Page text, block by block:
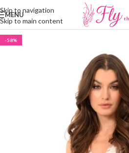
Skip to navigation
Skip to main content
MENU
-58%